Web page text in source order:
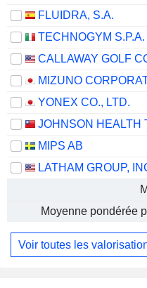
FLUIDRA, S.A.
TECHNOGYM S.P.A.
MIZUNO
YONEX CO., LTD.
MIPS AB
LATHAM GROUP,
Moyenne pondérée
Voir toutes les